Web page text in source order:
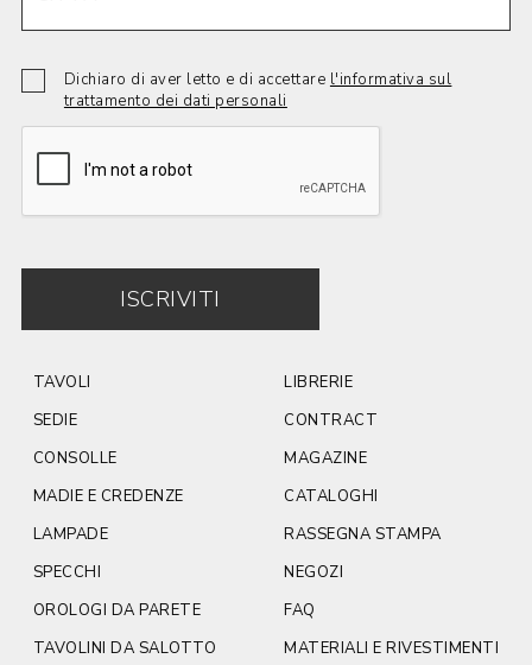
Dichiaro di aver letto e di accettare l'informativa sul
trattamento dei dati personali
ISCRIVITI
TAVOLI
SEDIE
CONSOLLE
MADIE E CREDENZE
LAMPADE
SPECCHI
OROLOGI DA PARETE
TAVOLINI DA SALOTTO
LIBRERIE
CONTRACT
MAGAZINE
CATALOGHI
RASSEGNA STAMPA
NEGOZI
FAQ
MATERIALI E RIVESTIMENTI